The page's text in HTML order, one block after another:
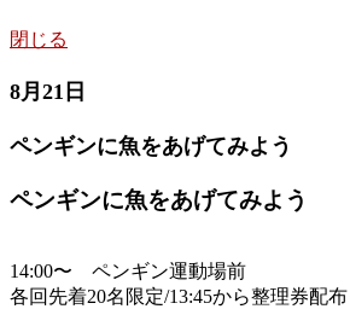
閉じる
8月21日
ペンギンに魚をあげてみよう
ペンギンに魚をあげてみよう
14:00〜 ペンギン運動場前
各回先着20名限定/13:45から整理券配布